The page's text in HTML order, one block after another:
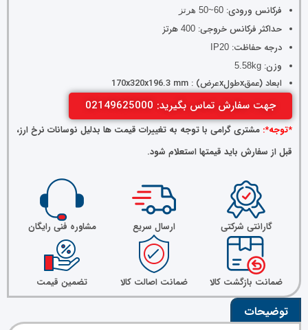
فرکانس ورودی: 60~50 هرتز
حداکثر فرکانس خروجی: 400 هرتز
درجه حفاظت: IP20
وزن:
ابعاد (عمقxطولxعرض) : 170x320x196.3 mm
جهت سفارش تماس بگیرید: 02149625000
*توجه*: مشتری گرامی با توجه به تغییرات قیمت ها بدلیل نوسانات نرخ ارز،
قبل از سفارش باید قیمتها استعلام شود.
گارانتی شرکتی ارسال سریع مشاوره فنی رایگان
ضمانت بازگشت کالا ضمانت اصالت کالا تضمین قیمت
توضیحات